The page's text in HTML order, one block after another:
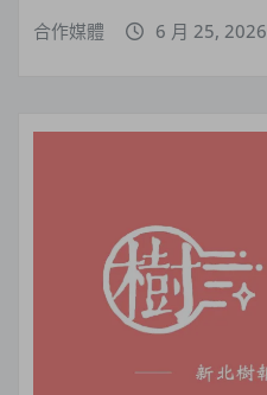
合作媒體 6 月 25, 2026